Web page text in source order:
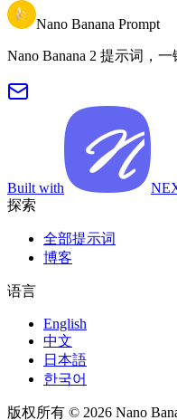
Nano Banana Prompt
Nano Banana 2 提示词，
Built with
探索
全部提示词
博客
语言
English
中文
日本語
한국어
版权所有 © 2026 Nano